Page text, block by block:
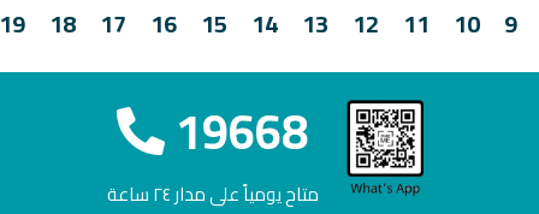
9
10
11
12
13
14
15
16
17
18
19668
متاح يومياً على مدار ٢٤ ساعة